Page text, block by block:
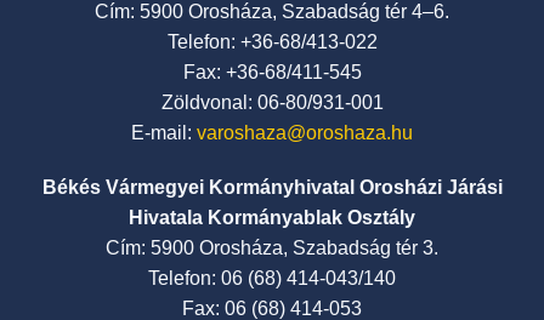
Cím: 5900 Orosháza, Szabadság tér 4–6.
Telefon: +36-68/413-022
Fax: +36-68/411-545
Zöldvonal: 06-80/931-001
E-mail: varoshaza@oroshaza.hu
Békés Vármegyei Kormányhivatal Orosházi Járási
Hivatala Kormányablak Osztály
Cím: 5900 Orosháza, Szabadság tér 3.
Telefon: 06 (68) 414-043/140
Fax: 06 (68) 414-053